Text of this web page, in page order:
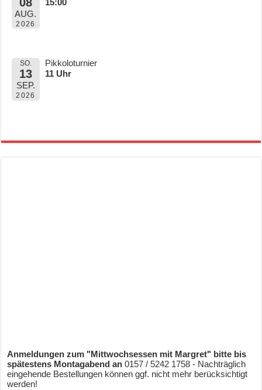
AUG.
2026
SO.
13
SEP.
2026
Pikkoloturnier
11 Uhr
Anmeldungen zum "Mittwochsessen mit Margret" bitte bis
spätestens Montagabend an0157 / 5242 1758 - Nachträglich
eingehende Bestellungen können ggf. nicht mehr berücksichtigt
werden!